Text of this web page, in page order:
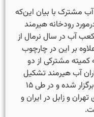
مشترک با بیان این‌که
رودخانه هیرمند
میلیون متر مکعب آب در سال نرمال از
بر این در چارچوب
که کمیته مشترکی از دو
آب هیرمند تشکیل
شود که اولین جلسه آن در سال ۱۳۸۳ برگزار شده و در طی ۱۵
تهران و زابل در ایران و